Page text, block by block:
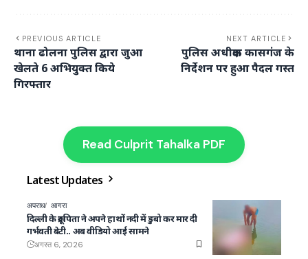
PREVIOUS ARTICLE
थाना ढोलना पुलिस द्वारा जुआ
खेलते 6 अभियुक्त किये
गिरफ्तार
NEXT ARTICLE
पुलिस अधीक्षक कासगंज के
निर्देशन पर हुआ पैदल गस्त
Read Culprit Tahalka PDF
Latest Updates
अपराध आगरा
दिल्ली के क्रूर पिता ने अपने हाथों नदी में डुबो कर मार दी
गर्भवती बेटी.. अब वीडियो आई सामने
अगस्त 6, 2026